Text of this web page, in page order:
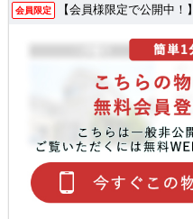
会員限定 【会員様限定で公開中！】